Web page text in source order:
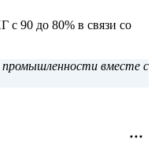
с 90 до 80% в связи со
вместе с